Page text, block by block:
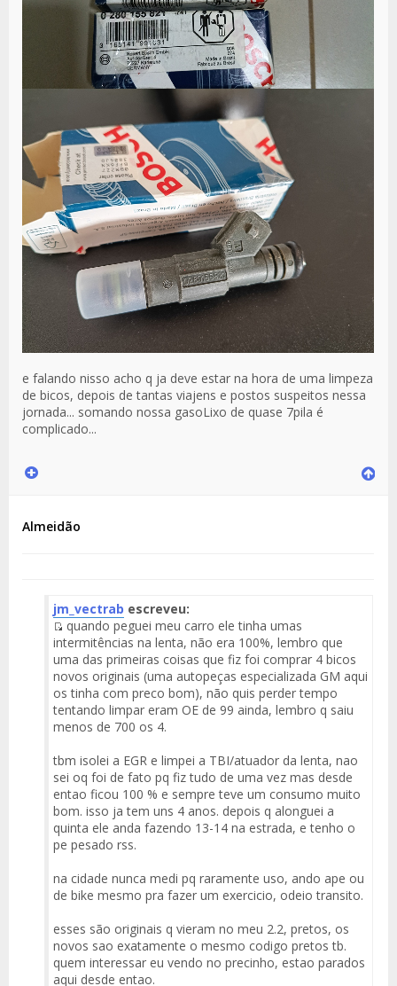
e falando nisso acho q ja deve estar na hora de uma limpeza
de bicos, depois de tantas viajens e postos suspeitos nessa
jornada... somando nossa gasoLixo de quase 7pila é
complicado...
Almeidão
jm_vectrab escreveu:
Fuente
del
Mensaje
quando peguei meu carro ele tinha umas
intermitências na lenta, não era 100%, lembro que
uma das primeiras coisas que fiz foi comprar 4 bicos
novos originais (uma autopeças especializada GM aqui
os tinha com preco bom), não quis perder tempo
tentando limpar eram OE de 99 ainda, lembro q saiu
menos de 700 os 4.
tbm isolei a EGR e limpei a TBI/atuador da lenta, nao
sei oq foi de fato pq fiz tudo de uma vez mas desde
entao ficou 100 % e sempre teve um consumo muito
bom. isso ja tem uns 4 anos. depois q alonguei a
quinta ele anda fazendo 13-14 na estrada, e tenho o
pe pesado rss.
na cidade nunca medi pq raramente uso, ando ape ou
de bike mesmo pra fazer um exercicio, odeio transito.
esses são originais q vieram no meu 2.2, pretos, os
novos sao exatamente o mesmo codigo pretos tb.
quem interessar eu vendo no precinho, estao parados
aqui desde entao.